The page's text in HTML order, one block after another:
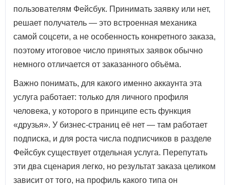
пользователям Фейсбук. Принимать заявку или нет,
решает получатель — это встроенная механика
самой соцсети, а не особенность конкретного заказа,
поэтому итоговое число принятых заявок обычно
немного отличается от заказанного объёма.
Важно понимать, для какого именно аккаунта эта
услуга работает: только для личного профиля
человека, у которого в принципе есть функция
«друзья». У бизнес-страниц её нет — там работает
подписка, и для роста числа подписчиков в разделе
Фейсбук существует отдельная услуга. Перепутать
эти два сценария легко, но результат заказа целиком
зависит от того, на профиль какого типа он